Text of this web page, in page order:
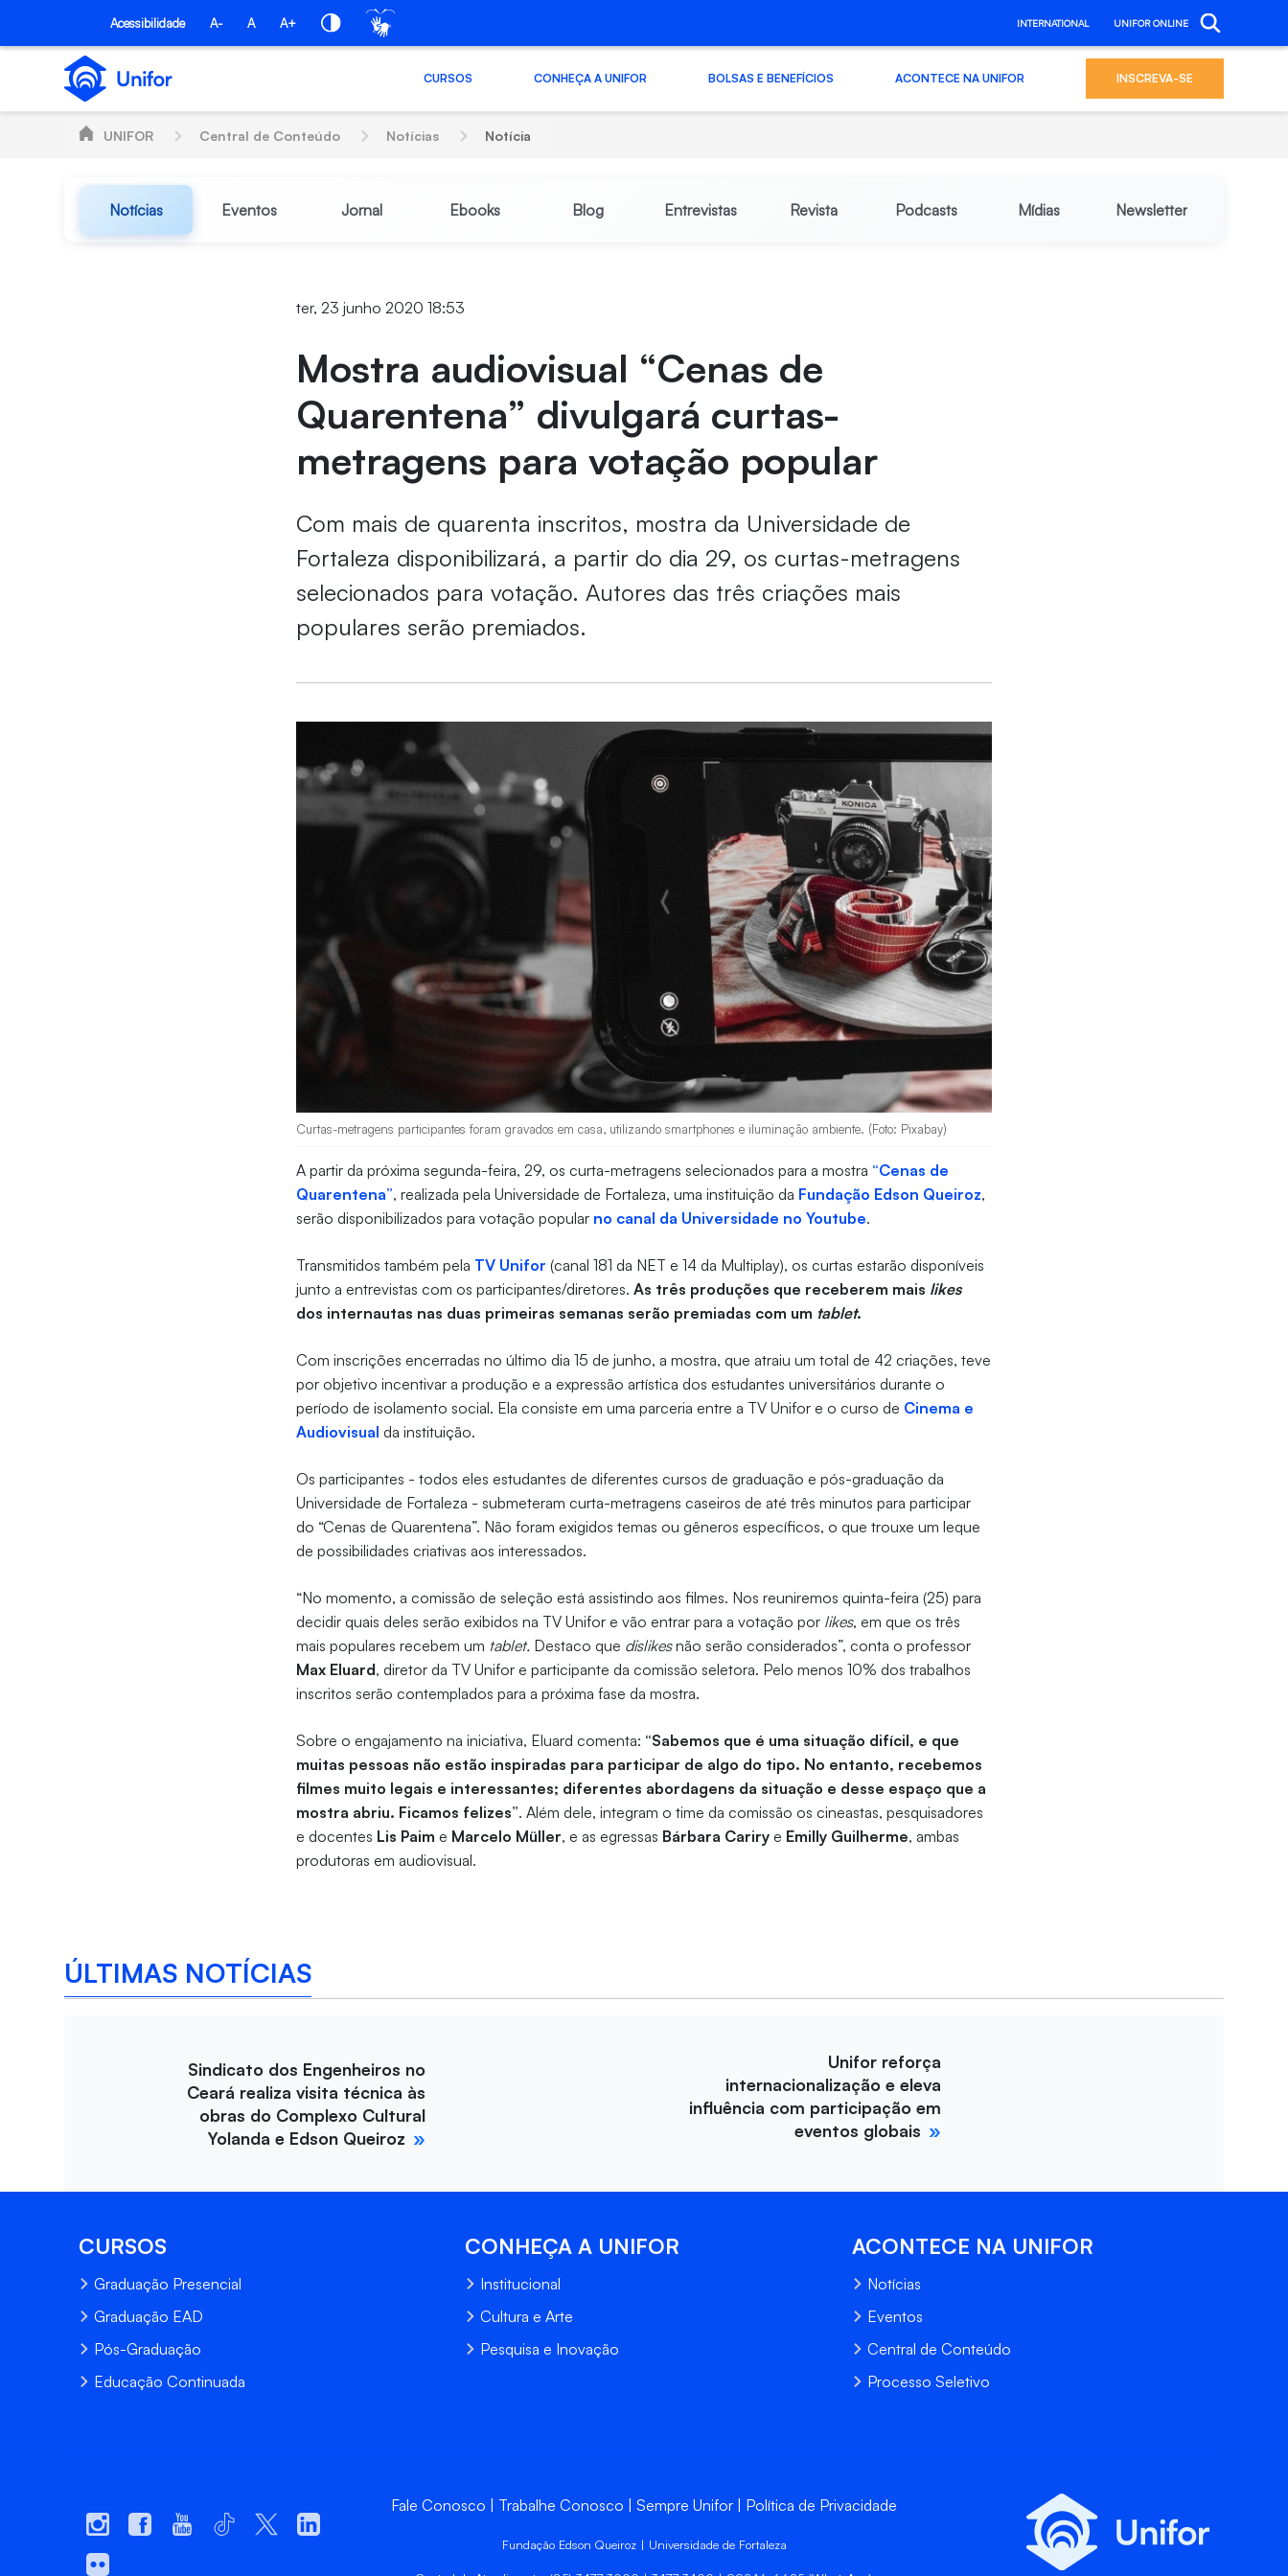
Pular para o Conteúdo principal
Acessibilidade A- A A+ INTERNATIONAL UNIFOR ONLINE
CURSOS CONHEÇA A UNIFOR BOLSAS E BENEFÍCIOS ACONTECE NA UNIFOR INSCREVA-SE
UNIFOR Central de Conteúdo Notícias Notícia
Notícias Eventos Jornal Ebooks Blog Entrevistas Revista Podcasts Mídias Newsletter
ter, 23 junho 2020 18:53
Mostra audiovisual “Cenas de
Quarentena” divulgará curtas-
metragens para votação popular
Com mais de quarenta inscritos, mostra da Universidade de
Fortaleza disponibilizará, a partir do dia 29, os curtas-metragens
selecionados para votação. Autores das três criações mais
populares serão premiados.
Curtas-metragens participantes foram gravados em casa, utilizando smartphones e iluminação ambiente. (Foto: Pixabay)
A partir da próxima segunda-feira, 29, os curta-metragens selecionados para a mostra “Cenas de
Quarentena”, realizada pela Universidade de Fortaleza, uma instituição da Fundação Edson Queiroz,
serão disponibilizados para votação popular no canal da Universidade no Youtube.
Transmitidos também pela TV Unifor (canal 181 da NET e 14 da Multiplay), os curtas estarão disponíveis
junto a entrevistas com os participantes/diretores.As três produções que receberem mais likes
dos internautas nas duas primeiras semanas serão premiadas com um tablet.
Com inscrições encerradas no último dia 15 de junho, a mostra, que atraiu um total de 42 criações, teve
por objetivo incentivar a produção e a expressão artística dos estudantes universitários durante o
período de isolamento social. Ela consiste em uma parceria entre a TV Unifor e o curso de Cinema e
Audiovisual da instituição.
Os participantes - todos eles estudantes de diferentes cursos de graduação e pós-graduação da
Universidade de Fortaleza - submeteram curta-metragens caseiros de até três minutos para participar
do “Cenas de Quarentena”. Não foram exigidos temas ou gêneros específicos, o que trouxe um leque
de possibilidades criativas aos interessados.
“No momento, a comissão de seleção está assistindo aos filmes. Nos reuniremos quinta-feira (25) para
decidir quais deles serão exibidos na TV Unifor e vão entrar para a votação por likes, em que os três
mais populares recebem um tablet. Destaco que dislikesnão serão considerados”, conta o professor
Max Eluard, diretor da TV Unifor e participante da comissão seletora. Pelo menos 10% dos trabalhos
inscritos serão contemplados para a próxima fase da mostra.
Sobre o engajamento na iniciativa, Eluard comenta: “Sabemos que é uma situação difícil, e que
muitas pessoas não estão inspiradas para participar de algo do tipo. No entanto, recebemos
filmes muito legais e interessantes; diferentes abordagens da situação e desse espaço que a
mostra abriu. Ficamos felizes”. Além dele, integram o time da comissão os cineastas, pesquisadores
e docentes Lis Paime Marcelo Müller, e as egressas Bárbara Cariry e Emilly Guilherme, ambas
produtoras em audiovisual.
ÚLTIMAS NOTÍCIAS
Sindicato dos Engenheiros no
Ceará realiza visita técnica às
obras do Complexo Cultural
Yolanda e Edson Queiroz
Unifor reforça
internacionalização e eleva
influência com participação em
eventos globais
CURSOS
Graduação Presencial
Graduação EAD
Pós-Graduação
Educação Continuada
CONHEÇA A UNIFOR
Institucional
Cultura e Arte
Pesquisa e Inovação
ACONTECE NA UNIFOR
Notícias
Eventos
Central de Conteúdo
Processo Seletivo
Fale Conosco Trabalhe Conosco Sempre Unifor Política de Privacidade
Fundação Edson Queiroz | Universidade de Fortaleza